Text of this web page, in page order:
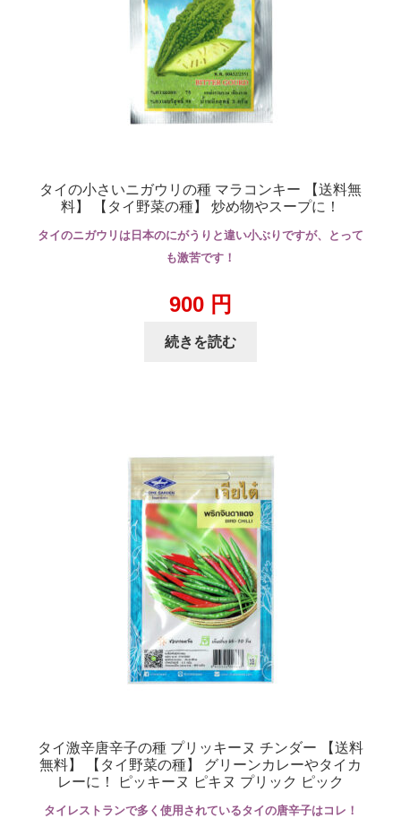
タイの小さいニガウリの種 マラコンキー 【送料無
料】 【タイ野菜の種】 炒め物やスープに！
タイのニガウリは日本のにがうりと違い小ぶりですが、とって
も激苦です！
900 円
続きを読む
タイ激辛唐辛子の種 プリッキーヌ チンダー 【送料
無料】 【タイ野菜の種】 グリーンカレーやタイカ
レーに！ ピッキーヌ ピキヌ プリック ピック
タイレストランで多く使用されているタイの唐辛子はコレ！